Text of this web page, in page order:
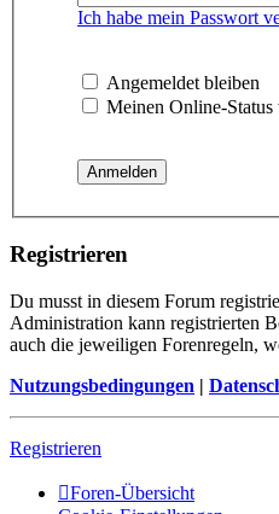
Ich habe mein Passwort
Angemeldet bleiben
Meinen Online-Status
Registrieren
Du musst in diesem Forum
Administration kann registrierten
auch die jeweiligen Forenregeln,
Nutzungsbedingungen |
Registrieren
Foren-Übersicht